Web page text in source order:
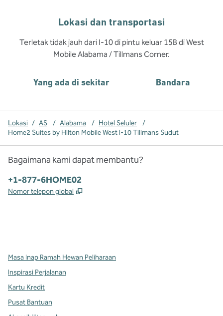
Lokasi dan transportasi
Terletak tidak jauh dari I-10 di pintu keluar 15B di West
Mobile Alabama / Tillmans Corner.
Yang ada di sekitar Bandara
Lokasi / AS / Alabama / Hotel Seluler
/
Home2 Suites by Hilton Mobile West I-10 Tillmans Sudut
Bagaimana kami dapat membantu?
Telepon:
+1-877-6HOME02
Nomor telepon global ,
Masa Inap Ramah Hewan Peliharaan
Inspirasi Perjalanan
Kartu Kredit
Pusat Bantuan